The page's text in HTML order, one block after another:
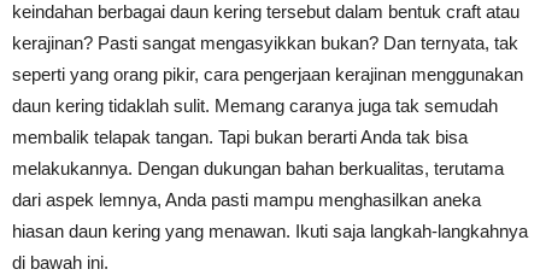
keindahan berbagai daun kering tersebut dalam bentuk craft atau
kerajinan? Pasti sangat mengasyikkan bukan? Dan ternyata, tak
seperti yang orang pikir, cara pengerjaan kerajinan menggunakan
daun kering tidaklah sulit. Memang caranya juga tak semudah
membalik telapak tangan. Tapi bukan berarti Anda tak bisa
melakukannya. Dengan dukungan bahan berkualitas, terutama
dari aspek lemnya, Anda pasti mampu menghasilkan aneka
hiasan daun kering yang menawan. Ikuti saja langkah-langkahnya
di bawah ini.